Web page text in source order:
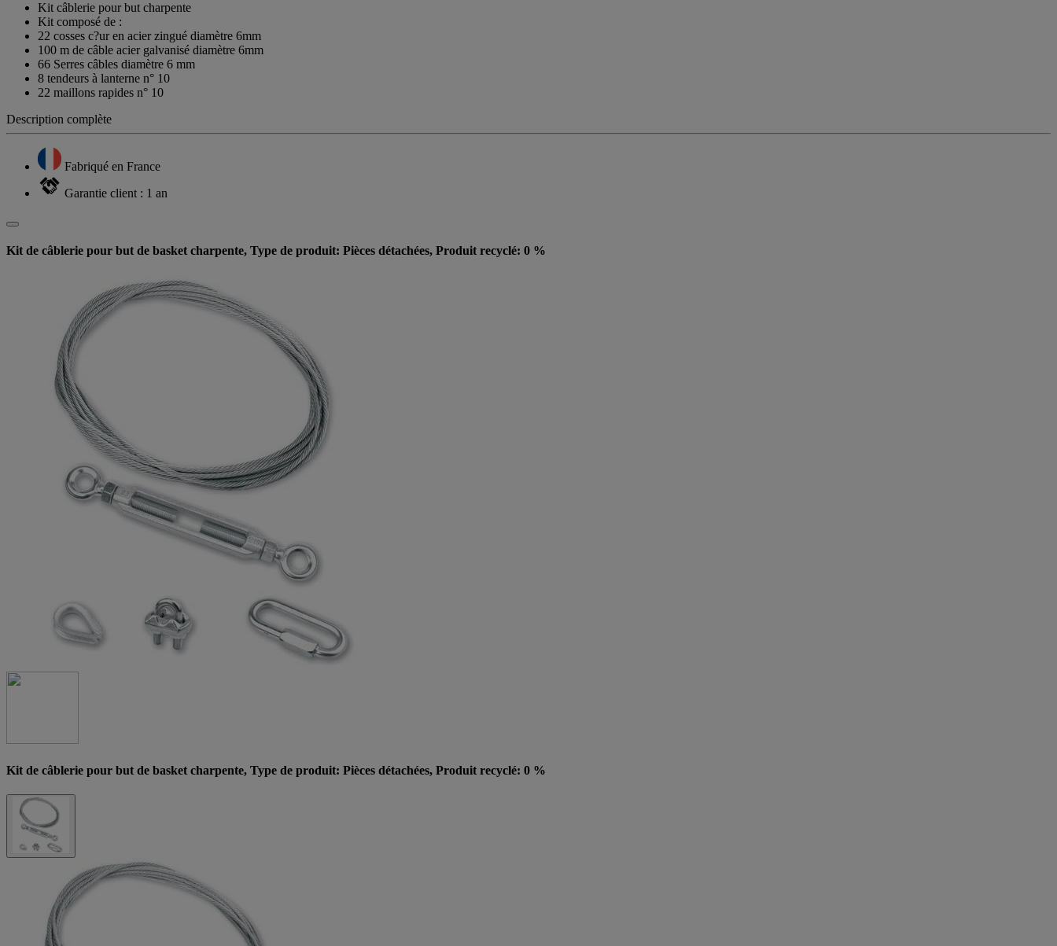
Kit câblerie pour but charpente
Kit composé de :
22 cosses c?ur en acier zingué diamètre 6mm
100 m de câble acier galvanisé diamètre 6mm
66 Serres câbles diamètre 6 mm
8 tendeurs à lanterne n° 10
22 maillons rapides n° 10
Description complète
Fabriqué en France
Garantie client : 1 an
Kit de câblerie pour but de basket charpente, Type de produit: Pièces détachées, Produit recyclé: 0 %
Kit de câblerie pour but de basket charpente, Type de produit: Pièces détachées, Produit recyclé: 0 %